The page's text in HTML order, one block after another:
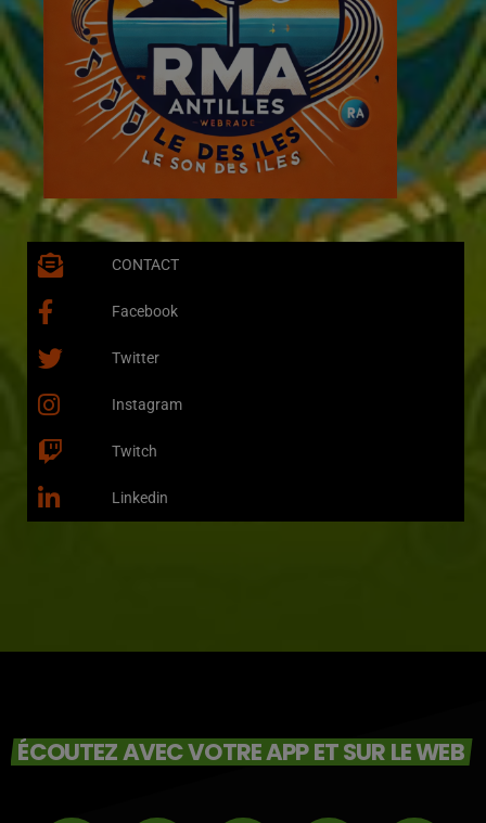
CONTACT
Facebook
Twitter
Instagram
Twitch
Linkedin
ÉCOUTEZ AVEC VOTRE APP ET SUR LE WEB